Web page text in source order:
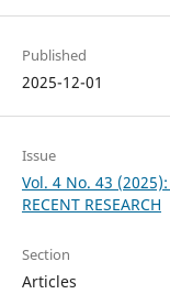
Published
2025-12-01
Issue
Vol. 4 No. 43 (2025):
RECENT RESEARCH
Section
Articles